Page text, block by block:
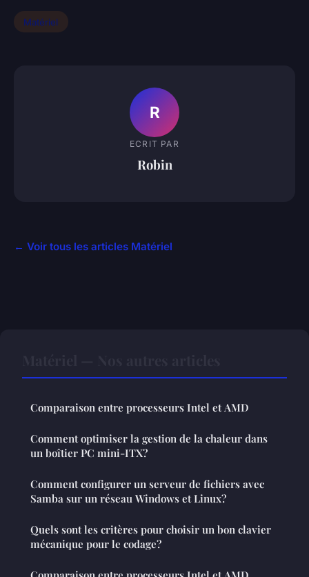
Matériel
R
ECRIT PAR
Robin
← Voir tous les articles Matériel
Comparaison entre processeurs Intel et AMD
Comment optimiser la gestion de la chaleur dans
un boîtier PC mini-ITX?
Comment configurer un serveur de fichiers avec
Samba sur un réseau Windows et Linux?
Quels sont les critères pour choisir un bon clavier
mécanique pour le codage?